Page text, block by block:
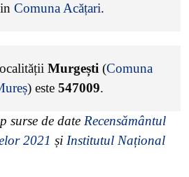
Comuna Acățari.
Murgești (Comuna
) este 547009.
surse de date Recensământul
2021 și Institutul Național